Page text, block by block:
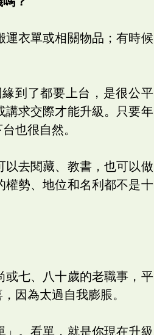
衣單或相關物品；有時候
到了都要上台，是很公平
講求交際才能升級。只要年
也很自然。
去閱藏、教書，也可以做
權勢、地位和名利都不是十
或七、八十歲的老職事，平
因為太過自我膨脹。
。看單，就是你現在升級